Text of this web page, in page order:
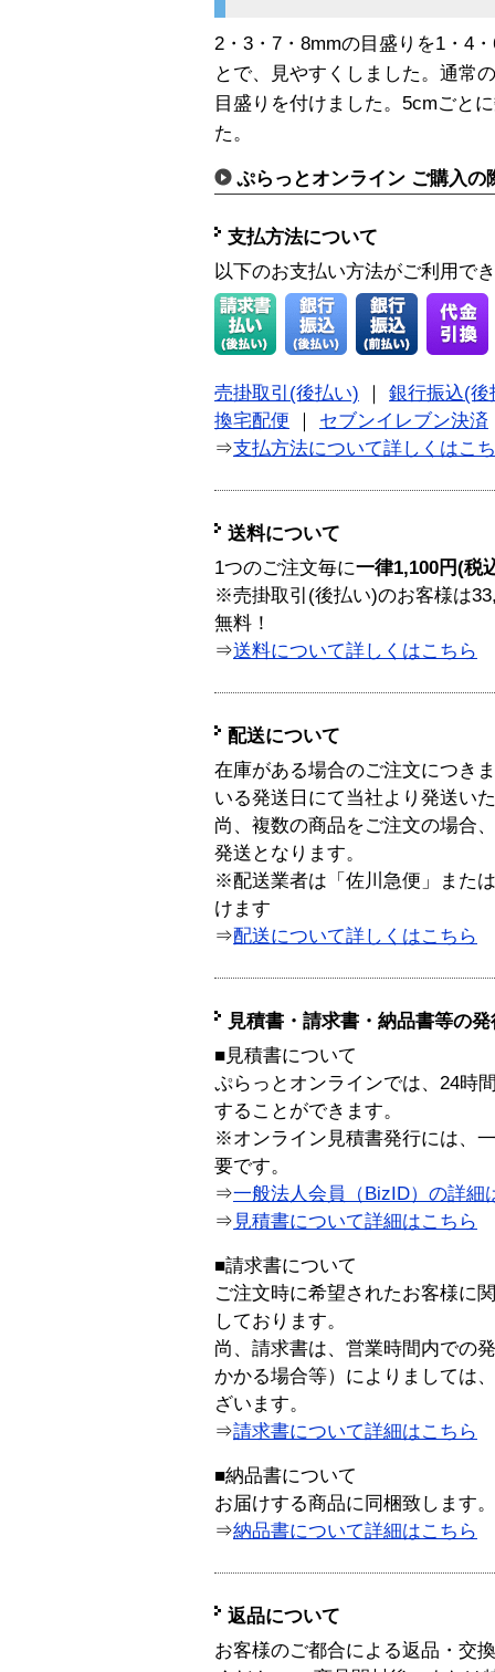
2・3・7・8mmの目盛りを1・4
とで、見やすくしました。通常
目盛りを付けました。5cmごと
た。
ぷらっとオンライン ご購入の
支払方法について
以下のお支払い方法がご利用で
売掛取引(後払い)
銀行振込(後
換宅配便
セブンイレブン決済
⇒支払方法について詳しくはこ
送料について
1つのご注文毎に一律1,100円(税
※売掛取引(後払い)のお客様は
無料！
⇒送料について詳しくはこちら
配送について
在庫がある場合のご注文につき
いる発送日にて当社より発送い
尚、複数の商品をご注文の場合
発送となります。
※配送業者は「佐川急便」また
けます
⇒配送について詳しくはこちら
見積書・請求書・納品書等の
■見積書について
ぷらっとオンラインでは、24時
することができます。
※オンライン見積書発行には、
要です。
⇒一般法人会員（BizID）の詳細
⇒ 見積書について詳細はこちら
■請求書について
ご注文時に希望されたお客様に
しております。
尚、請求書は、営業時間内での
かかる場合等）によりましては
ざいます。
⇒請求書について詳細はこちら
■納品書について
お届けする商品に同梱致します。
⇒納品書について詳細はこちら
返品について
お客様のご都合による返品・交